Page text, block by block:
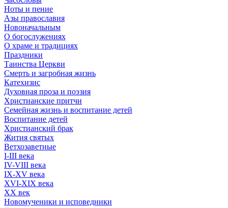
Ноты и пение
Азы православия
Новоначальным
О богослужениях
О храме и традициях
Праздники
Таинства Церкви
Смерть и загробная жизнь
Катехизис
Духовная проза и поэзия
Христианские притчи
Семейная жизнь и воспитание детей
Воспитание детей
Христианский брак
Жития святых
Ветхозаветные
I-III века
IV-VIII века
IX-XV века
XVI-XIX века
XX век
Новомученики и исповедники